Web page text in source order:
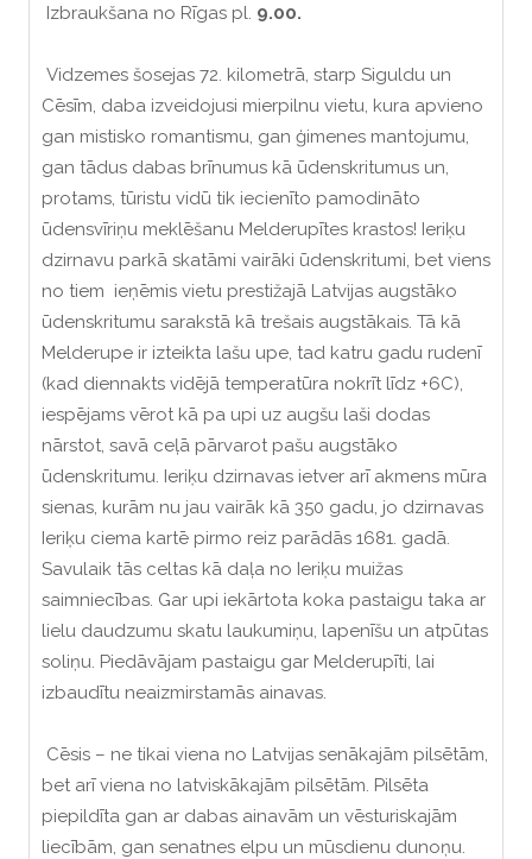
Izbraukšana no Rīgas pl. 9.00.
Vidzemes šosejas 72. kilometrā, starp Siguldu un
Cēsīm, daba izveidojusi mierpilnu vietu, kura apvieno
gan mistisko romantismu, gan ģimenes mantojumu,
gan tādus dabas brīnumus kā ūdenskritumus un,
protams, tūristu vidū tik iecienīto pamodināto
ūdensvīriņu meklēšanu Melderupītes krastos! Ieriķu
dzirnavu parkā skatāmi vairāki ūdenskritumi, bet viens
no tiem ieņēmis vietu prestižajā Latvijas augstāko
ūdenskritumu sarakstā kā trešais augstākais. Tā kā
Melderupe ir izteikta lašu upe, tad katru gadu rudenī
(kad diennakts vidējā temperatūra nokrīt līdz +6C),
iespējams vērot kā pa upi uz augšu laši dodas
nārstot, savā ceļā pārvarot pašu augstāko
ūdenskritumu. Ieriķu dzirnavas ietver arī akmens mūra
sienas, kurām nu jau vairāk kā 350 gadu, jo dzirnavas
Ieriķu ciema kartē pirmo reiz parādās 1681. gadā.
Savulaik tās celtas kā daļa no Ieriķu muižas
saimniecības. Gar upi iekārtota koka pastaigu taka ar
lielu daudzumu skatu laukumiņu, lapenīšu un atpūtas
soliņu. Piedāvājam pastaigu gar Melderupīti, lai
izbaudītu neaizmirstamās ainavas.
Cēsis – ne tikai viena no Latvijas senākajām pilsētām,
bet arī viena no latviskākajām pilsētām. Pilsēta
piepildīta gan ar dabas ainavām un vēsturiskajām
liecībām, gan senatnes elpu un mūsdienu dunoņu.